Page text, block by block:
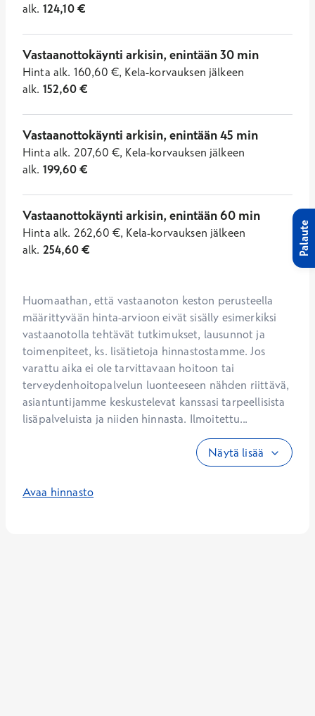
alk. 124,10€
Vastaanottokäynti arkisin, enintään 30 min
Hinta alk. 160,60 €, Kela-korvauksen jälkeen
alk. 152,60€
Vastaanottokäynti arkisin, enintään 45 min
Hinta alk. 207,60 €, Kela-korvauksen jälkeen
alk. 199,60€
Vastaanottokäynti arkisin, enintään 60 min
Hinta alk. 262,60 €, Kela-korvauksen jälkeen
alk. 254,60€
Huomaathan, että vastaanoton keston perusteella
määrittyvään hinta-arvioon eivät sisälly esimerkiksi
vastaanotolla tehtävät tutkimukset, lausunnot ja
toimenpiteet, ks. lisätietoja hinnastostamme. Jos
varattu aika ei ole tarvittavaan hoitoon tai
terveydenhoitopalvelun luonteeseen nähden riittävä,
asiantuntijamme keskustelevat kanssasi tarpeellisista
lisäpalveluista ja niiden hinnasta. Ilmoitettu...
Näytä lisää
Avaa hinnasto
Palaute